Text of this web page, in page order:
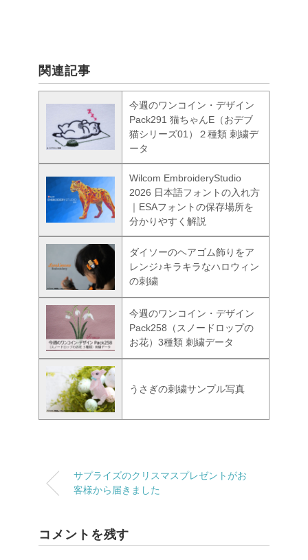
関連記事
今週のワンコイン・デザイン
Pack291 猫ちゃんE（おデブ
猫シリーズ01）２種類 刺繍デ
ータ
Wilcom EmbroideryStudio
2026 日本語フォントの入れ方
｜ESAフォントの保存場所を
分かりやすく解説
ダイソーのヘアゴム飾りをア
レンジ♪キラキラなハロウィン
の刺繍
今週のワンコイン・デザイン
Pack258（スノードロップの
お花）3種類 刺繍データ
うさぎの刺繍サンプル写真
サプライズのクリスマスプレゼントがお
客様から届きました
コメントを残す